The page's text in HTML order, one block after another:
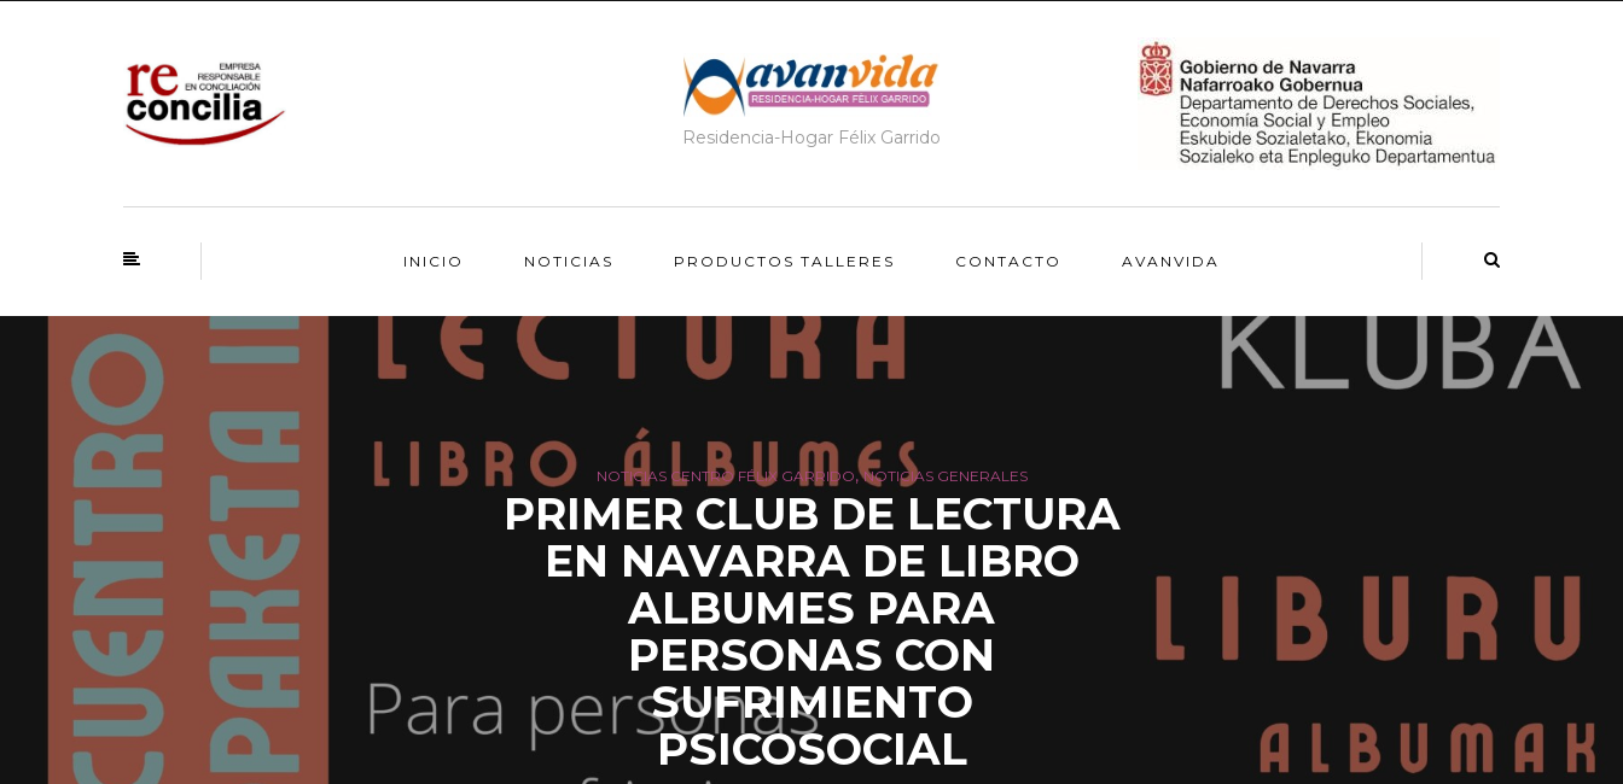
Residencia-Hogar Félix Garrido
INICIO NOTICIAS PRODUCTOS TALLERES CONTACTO AVANVIDA
NOTICIAS CENTRO FÉLIX GARRIDO,NOTICIAS GENERALES
PRIMER CLUB DE LECTURA
EN NAVARRA DE LIBRO
ALBUMES PARA
PERSONAS CON
SUFRIMIENTO
PSICOSOCIAL